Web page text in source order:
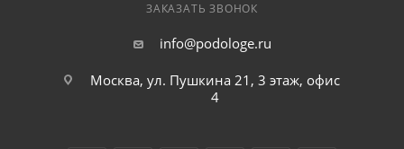
ЗАКАЗАТЬ ЗВОНОК
info@podologe.ru
Москва, ул. Пушкина 21, 3 этаж, офис
4